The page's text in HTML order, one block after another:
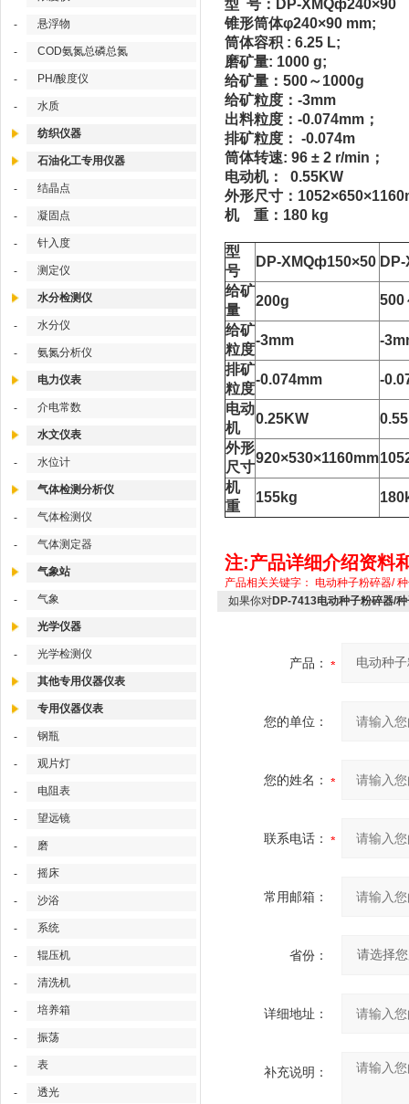
- 悬浮物
- COD氨氮总磷总氮
- PH/酸度仪
- 水质
纺织仪器
石油化工专用仪器
- 结晶点
- 凝固点
- 针入度
- 测定仪
水分检测仪
- 水分仪
- 氨氮分析仪
电力仪表
- 介电常数
水文仪表
- 水位计
气体检测分析仪
- 气体检测仪
- 气体测定器
气象站
- 气象
光学仪器
- 光学检测仪
其他专用仪器仪表
专用仪器仪表
- 钢瓶
- 观片灯
- 电阻表
- 望远镜
- 磨
- 摇床
- 沙浴
- 系统
- 辊压机
- 清洗机
- 培养箱
- 振荡
- 表
- 透光
型 号：DP-XMQф240×90
锥形筒体φ240×90 mm;
筒体容积 : 6.25 L;
磨矿量: 1000 g;
给矿量：500～1000g
给矿粒度：-3mm
出料粒度：-0.074mm；
排矿粒度： -0.074m
筒体转速: 96 ± 2 r/min；
电动机： 0.55KW
外形尺寸：
机 重：180 kg
型
号
DP-XMQф150×50
给矿
量
200g
500
给矿
粒度
-3mm
-
排矿
粒度
-0.074mm
-
电动
机
0.25KW
外形
尺寸
920×530×1160mm
机
重
155kg
注:产品详细介绍资料
产品相关关键字： 电动种子粉碎器/
如果你对DP-7413电动种子粉碎器/
产品：
您的单位：
您的姓名：
联系电话：
常用邮箱：
省份：
详细地址：
补充说明：